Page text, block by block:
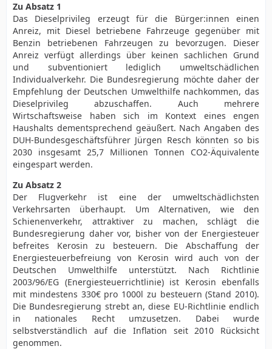
Zu Absatz 1
Das Dieselprivileg erzeugt für die Bürger:innen einen
Anreiz, mit Diesel betriebene Fahrzeuge gegenüber mit
Benzin betriebenen Fahrzeugen zu bevorzugen. Dieser
Anreiz verfügt allerdings über keinen sachlichen Grund
und subventioniert lediglich umweltschädlichen
Individualverkehr. Die Bundesregierung möchte daher der
Empfehlung der Deutschen Umwelthilfe nachkommen, das
Dieselprivileg abzuschaffen. Auch mehrere
Wirtschaftsweise haben sich im Kontext eines engen
Haushalts dementsprechend geäußert. Nach Angaben des
DUH-Bundesgeschäftsführer Jürgen Resch könnten so bis
2030 insgesamt 25,7 Millionen Tonnen CO2-Äquivalente
eingespart werden.
Zu Absatz 2
Der Flugverkehr ist eine der umweltschädlichsten
Verkehrsarten überhaupt. Um Alternativen, wie den
Schienenverkehr, attraktiver zu machen, schlägt die
Bundesregierung daher vor, bisher von der Energiesteuer
befreites Kerosin zu besteuern. Die Abschaffung der
Energiesteuerbefreiung von Kerosin wird auch von der
Deutschen Umwelthilfe unterstützt. Nach Richtlinie
2003/96/EG (Energiesteuerrichtlinie) ist Kerosin ebenfalls
mit mindestens 330€ pro 1000l zu besteuern (Stand 2010).
Die Bundesregierung strebt an, diese EU-Richtlinie endlich
in nationales Recht umzusetzen. Dabei wurde
selbstverständlich auf die Inflation seit 2010 Rücksicht
genommen.